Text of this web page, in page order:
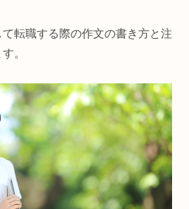
転職する際の作文の書き方と注
。